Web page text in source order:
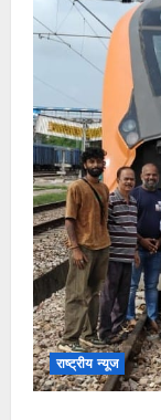
राष्ट्रीय न्यूज